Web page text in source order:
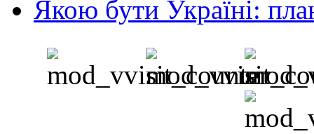
Якою бути Україні: